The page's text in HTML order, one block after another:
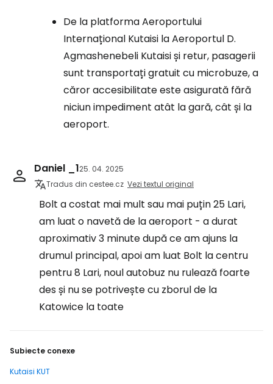
De la platforma Aeroportului
Internațional Kutaisi la Aeroportul D.
Agmashenebeli Kutaisi și retur, pasagerii
sunt transportați gratuit cu microbuze, a
căror accesibilitate este asigurată fără
niciun impediment atât la gară, cât și la
aeroport.
Daniel _125. 04. 2025
Tradus din cestee.cz Vezi textul original
Bolt a costat mai mult sau mai puțin 25 Lari,
am luat o navetă de la aeroport - a durat
aproximativ 3 minute după ce am ajuns la
drumul principal, apoi am luat Bolt la centru
pentru 8 Lari, noul autobuz nu rulează foarte
des și nu se potrivește cu zborul de la
Katowice la toate
Subiecte conexe
Kutaisi KUT